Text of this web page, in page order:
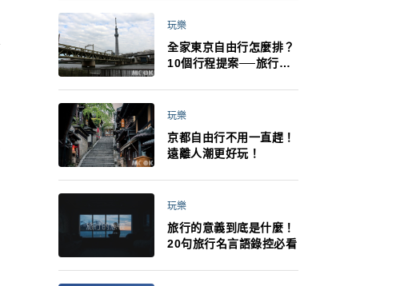
最高還罰百萬！注意事項
玩樂
全家東京自由行怎麼排？
10個行程提案──旅行不
法！
玩樂
京都自由行不用一直趕！
遠離人潮更好玩！
玩樂
旅行的意義到底是什麼！
20句旅行名言語錄控必看